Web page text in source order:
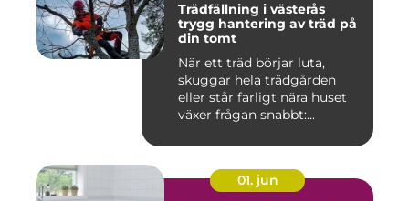
Trädfällning i västerås
trygg hantering av träd på
din tomt
När ett träd börjar luta,
skuggar hela trädgården
eller står farligt nära huset
växer frågan snabbt:...
01. jun